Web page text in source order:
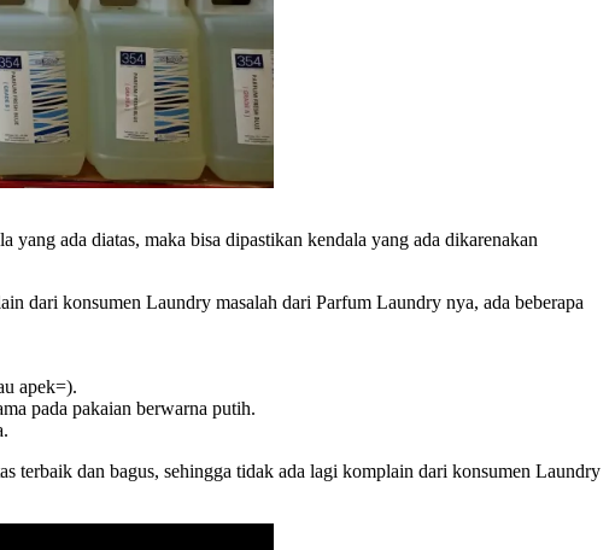
yang ada diatas, maka bisa dipastikan kendala yang ada dikarenakan
dari konsumen Laundry masalah dari Parfum Laundry nya, ada beberapa
apek=).
pada pakaian berwarna putih.
terbaik dan bagus, sehingga tidak ada lagi komplain dari konsumen Laundry